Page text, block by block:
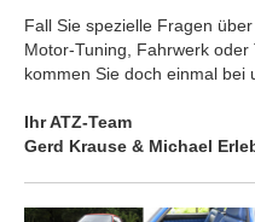
Fall Sie spezielle Fragen
Motor-Tuning, Fahrwerk
kommen Sie doch einmal bei
Ihr ATZ-Team
Gerd Krause & Michael